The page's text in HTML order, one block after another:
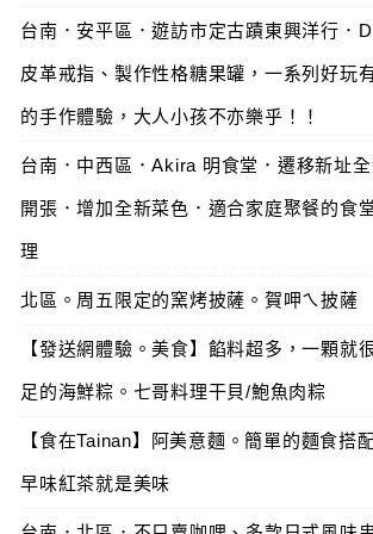
台南．安平區．遊訪市定古蹟東興洋行．
皮革戒指、製作性格糖果罐，一系列好玩
的手作體驗，大人小孩不亦樂乎！！
台南．中西區．Akira 明食堂．遷移新址
開張．增加全新菜色．適合家庭聚餐的食
理
北區。周五限定的窯烤披薩。賀呷ㄟ披薩
【發送網體驗。美食】餡料超多，一顆就
足的海鮮粽。七哥料理干貝/鮑魚肉粽
【食在Tainan】阿美意麵。簡單的麵食搭
早味紅茶就是美味